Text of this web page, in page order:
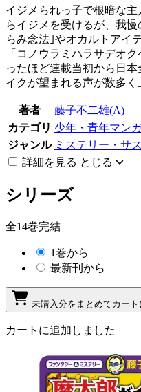
イジメられっ子で根暗な
らイジメを受けるが、我
らみ念法｣やオカルトアイ
「コノウラミハラサデオ
ったほど連載当初から日
イクが望まれる声が数多く
著者
藤子不二雄(A)
カテゴリ 少年・青年マン
ジャンル ミステリー・サ
詳細を見る とじる
シリーズ
全14巻完結
1巻から
最新刊から
未購入分をまとめてカート
カートに追加しました